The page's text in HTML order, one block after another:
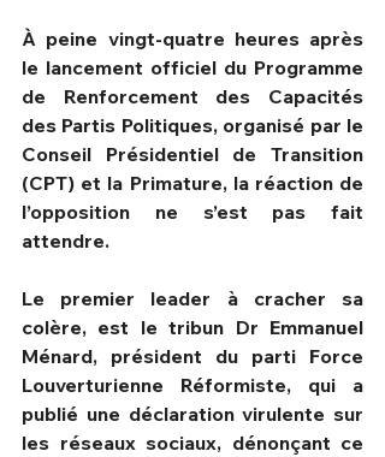
HPN Live
À peine vingt-quatre heures après
le lancement officiel du Programme
de Renforcement des Capacités
des Partis Politiques, organisé par le
Conseil Présidentiel de Transition
(CPT) et la Primature, la réaction de
l’opposition ne s’est pas fait
attendre.
Le premier leader à cracher sa
colère, est le tribun Dr Emmanuel
Ménard, président du parti Force
Louverturienne Réformiste, qui a
publié une déclaration virulente sur
les réseaux sociaux, dénonçant ce